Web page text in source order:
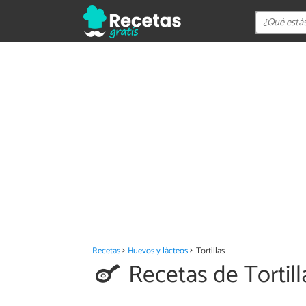
Recetas Huevos y lácteos Tortillas
Recetas de